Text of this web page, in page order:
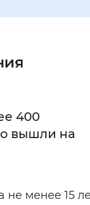
400
вышли на
не менее 15